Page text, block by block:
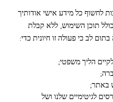
לחשוף כל מידע אישי אודותיך
תוכן השימוש, ללא קבלת
לב כי פעולה זו חיונית כדי:
הליך משפטי;
באתר;
לגיטימיים שלנו ושל